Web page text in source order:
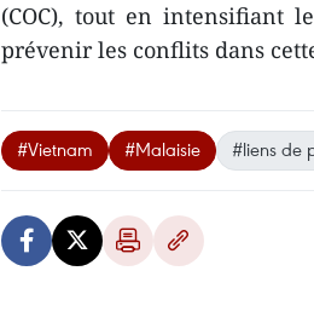
(COC), tout en intensifiant
prévenir les conflits dans
#Vietnam #Malaisie #liens de